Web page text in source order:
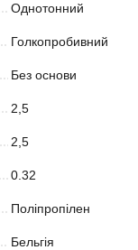
Однотонний
Голкопробивний
Без основи
2,5
2,5
0.32
Поліпропілен
Бельгія